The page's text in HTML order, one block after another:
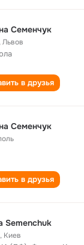
Семенчук
,Львов
в друзья
Семенчук
в друзья
Semenchuk
, Киев